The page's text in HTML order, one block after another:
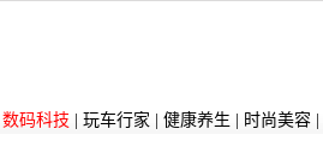
数码科技 玩车行家 健康养生 时尚美容|